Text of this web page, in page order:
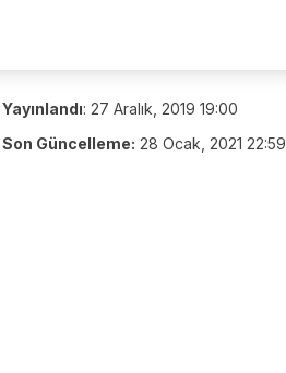
Yayınlandı: 27 Aralık, 2019 19:00
Son Güncelleme: 28 Ocak, 2021 22:59